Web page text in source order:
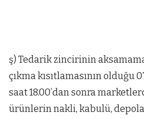
ş) Tedarik zincirinin
çıkma kısıtlamasının olduğu
saat 18.00’dan sonra
ürünlerin nakli, kabulü,